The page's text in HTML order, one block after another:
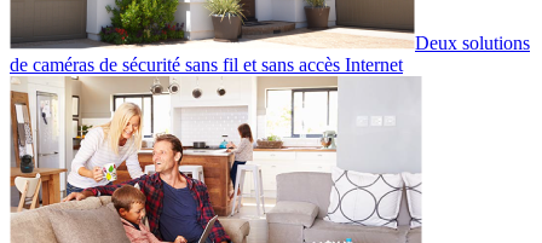
Deux solutions
de caméras de sécurité sans fil et sans accès Internet